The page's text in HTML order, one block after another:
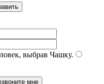
выбрав Чашку.